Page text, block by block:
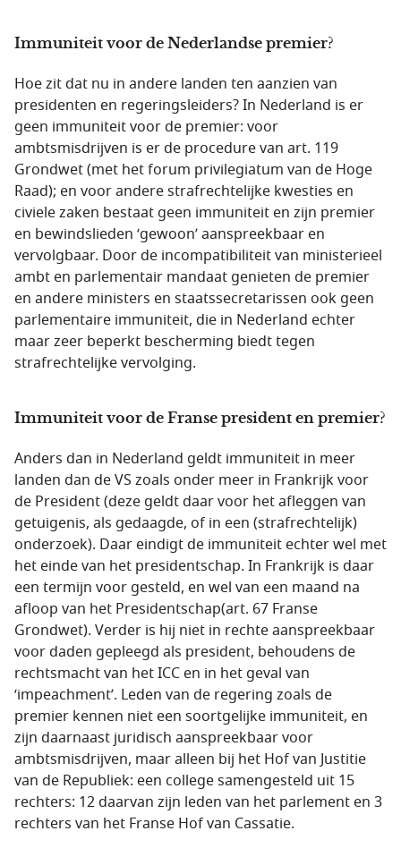
Immuniteit voor de Nederlandse premier?
Hoe zit dat nu in andere landen ten aanzien van
presidenten en regeringsleiders? In Nederland is er
geen immuniteit voor de premier: voor
ambtsmisdrijven is er de procedure van art. 119
Grondwet (met het forum privilegiatum van de Hoge
Raad); en voor andere strafrechtelijke kwesties en
civiele zaken bestaat geen immuniteit en zijn premier
en bewindslieden ‘gewoon’ aanspreekbaar en
vervolgbaar. Door de incompatibiliteit van ministerieel
ambt en parlementair mandaat genieten de premier
en andere ministers en staatssecretarissen ook geen
parlementaire immuniteit, die in Nederland echter
maar zeer beperkt bescherming biedt tegen
strafrechtelijke vervolging.
Immuniteit voor de Franse president en premier?
Anders dan in Nederland geldt immuniteit in meer
landen dan de VS zoals onder meer in Frankrijk voor
de President (deze geldt daar voor het afleggen van
getuigenis, als gedaagde, of in een (strafrechtelijk)
onderzoek). Daar eindigt de immuniteit echter wel met
het einde van het presidentschap. In Frankrijk is daar
een termijn voor gesteld, en wel van een maand na
afloop van het Presidentschap(art. 67 Franse
Grondwet). Verder is hij niet in rechte aanspreekbaar
voor daden gepleegd als president, behoudens de
rechtsmacht van het ICC en in het geval van
‘impeachment’. Leden van de regering zoals de
premier kennen niet een soortgelijke immuniteit, en
zijn daarnaast juridisch aanspreekbaar voor
ambtsmisdrijven, maar alleen bij het Hof van Justitie
van de Republiek: een college samengesteld uit 15
rechters: 12 daarvan zijn leden van het parlement en 3
rechters van het Franse Hof van Cassatie.